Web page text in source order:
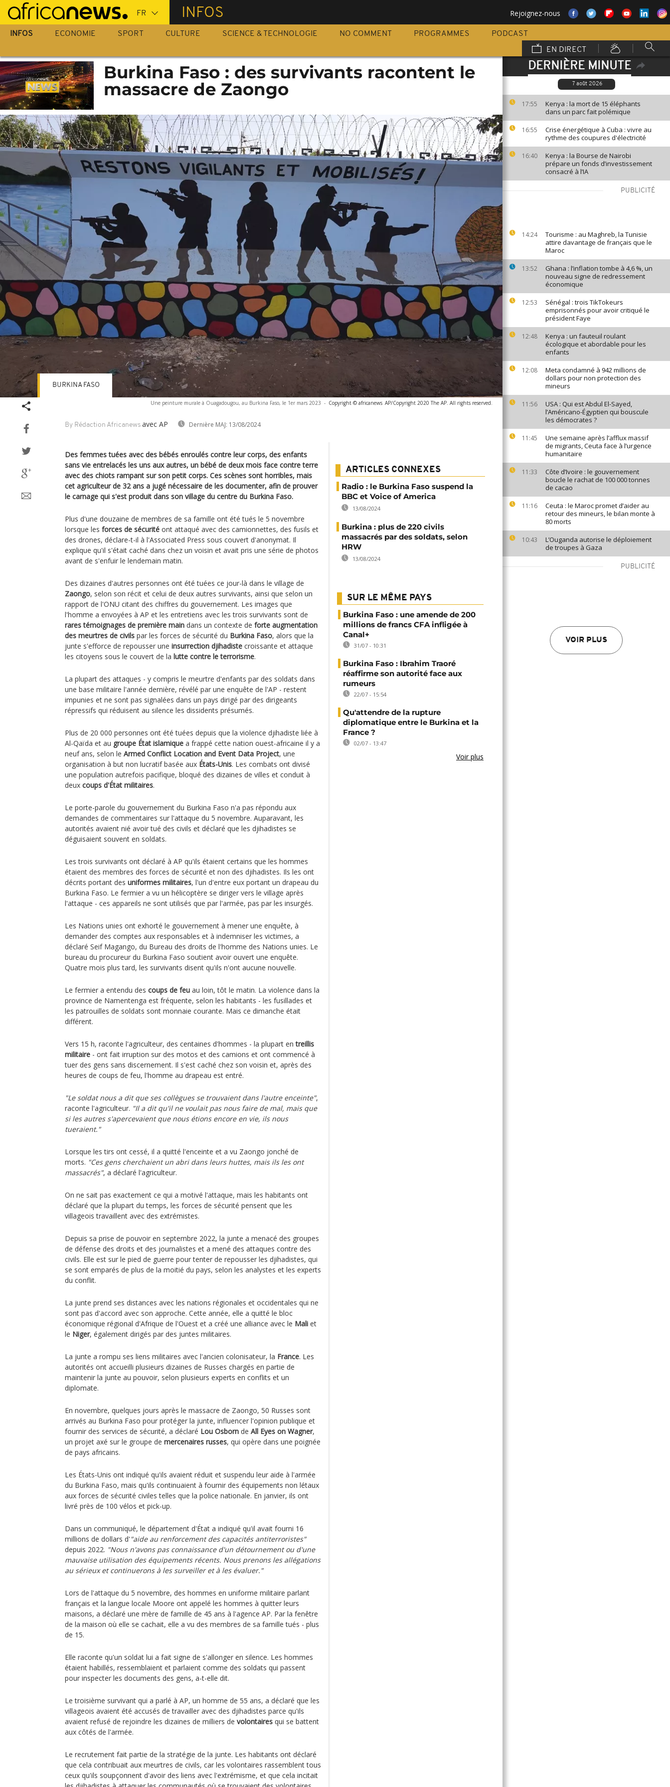
Passer
au
contenu
INFOS Rejoignez-nous
INFOS ECONOMIE SPORT CULTURE SCIENCE & TECHNOLOGIE NO COMMENT PROGRAMMES
PODCAST
EN DIRECT
DERNIÈRE MINUTE
7 août 2026
17:55
Kenya : la mort de 15 éléphants
dans un parc fait polémique
16:55
Crise énergétique à Cuba : vivre au
rythme des coupures d'électricité
16:40
Kenya : la Bourse de Nairobi
prépare un fonds d’investissement
consacré à l’IA
PUBLICITÉ
14:24
Tourisme : au Maghreb, la Tunisie
attire davantage de français que le
Maroc
13:52
Ghana : l’inflation tombe à 4,6 %, un
nouveau signe de redressement
économique
12:53
Sénégal : trois TikTokeurs
emprisonnés pour avoir critiqué le
président Faye
12:48
Kenya : un fauteuil roulant
écologique et abordable pour les
enfants
12:08
Meta condamné à 942 millions de
dollars pour non protection des
mineurs
11:56
USA : Qui est Abdul El-Sayed,
l’Américano-Égyptien qui bouscule
les démocrates ?
11:45
Une semaine après l’afflux massif
de migrants, Ceuta face à l’urgence
humanitaire
11:33
Côte d’Ivoire : le gouvernement
boucle le rachat de 100 000 tonnes
de cacao
11:16
Ceuta : le Maroc promet d’aider au
retour des mineurs, le bilan monte à
80 morts
10:43
L’Ouganda autorise le déploiement
de troupes à Gaza
PUBLICITÉ
VOIR PLUS
Burkina Faso : des survivants racontent le
massacre de Zaongo
Une peinture murale à Ouagadougou, au Burkina Faso, le 1er mars 2023 - Copyright © africanews AP/Copyright 2020 The AP. All rights reserved.
By Rédaction Africanews avec AP Dernière MAJ: 13/08/2024
BURKINA FASO
Des femmes tuées avec des bébés enroulés contre leur corps, des enfants
sans vie entrelacés les uns aux autres, un bébé de deux mois face contre terre
avec des chiots rampant sur son petit corps. Ces scènes sont horribles, mais
cet agriculteur de 32 ans a jugé nécessaire de les documenter, afin de prouver
le carnage qui s'est produit dans son village du centre du Burkina Faso.
Plus d'une douzaine de membres de sa famille ont été tués le 5 novembre
lorsque les forces de sécurité ont attaqué avec des camionnettes, des fusils et
des drones, déclare-t-il à l'Associated Press sous couvert d'anonymat. Il
explique qu'il s'était caché dans chez un voisin et avait pris une série de photos
avant de s'enfuir le lendemain matin.
Des dizaines d'autres personnes ont été tuées ce jour-là dans le village de
Zaongo, selon son récit et celui de deux autres survivants, ainsi que selon un
rapport de l'ONU citant des chiffres du gouvernement. Les images que
l'homme a envoyées à AP et les entretiens avec les trois survivants sont de
rares témoignages de première main dans un contexte de forte augmentation
des meurtres de civils par les forces de sécurité du Burkina Faso, alors que la
junte s'efforce de repousser une insurrection djihadiste croissante et attaque
les citoyens sous le couvert de la lutte contre le terrorisme.
La plupart des attaques - y compris le meurtre d'enfants par des soldats dans
une base militaire l'année dernière, révélé par une enquête de l'AP - restent
impunies et ne sont pas signalées dans un pays dirigé par des dirigeants
répressifs qui réduisent au silence les dissidents présumés.
Plus de 20 000 personnes ont été tuées depuis que la violence djihadiste liée à
Al-Qaïda et au groupe État islamique a frappé cette nation ouest-africaine il y a
neuf ans, selon le Armed Conflict Location and Event Data Project, une
organisation à but non lucratif basée aux États-Unis. Les combats ont divisé
une population autrefois pacifique, bloqué des dizaines de villes et conduit à
deux coups d'État militaires.
Le porte-parole du gouvernement du Burkina Faso n'a pas répondu aux
demandes de commentaires sur l'attaque du 5 novembre. Auparavant, les
autorités avaient nié avoir tué des civils et déclaré que les djihadistes se
déguisaient souvent en soldats.
Les trois survivants ont déclaré à AP qu'ils étaient certains que les hommes
étaient des membres des forces de sécurité et non des djihadistes. Ils les ont
décrits portant des uniformes militaires, l'un d'entre eux portant un drapeau du
Burkina Faso. Le fermier a vu un hélicoptère se diriger vers le village après
l'attaque - ces appareils ne sont utilisés que par l'armée, pas par les insurgés.
Les Nations unies ont exhorté le gouvernement à mener une enquête, à
demander des comptes aux responsables et à indemniser les victimes, a
déclaré Seif Magango, du Bureau des droits de l'homme des Nations unies. Le
bureau du procureur du Burkina Faso soutient avoir ouvert une enquête.
Quatre mois plus tard, les survivants disent qu'ils n'ont aucune nouvelle.
Le fermier a entendu des coups de feu au loin, tôt le matin. La violence dans la
province de Namentenga est fréquente, selon les habitants - les fusillades et
les patrouilles de soldats sont monnaie courante. Mais ce dimanche était
différent.
Vers 15 h, raconte l'agriculteur, des centaines d'hommes - la plupart entreillis
militaire - ont fait irruption sur des motos et des camions et ont commencé à
tuer des gens sans discernement. Il s'est caché chez son voisin et, après des
heures de coups de feu, l'homme au drapeau est entré.
"Le soldat nous a dit que ses collègues se trouvaient dans l'autre enceinte",
raconte l'agriculteur. "Il a dit qu'il ne voulait pas nous faire de mal, mais que
si les autres s'apercevaient que nous étions encore en vie, ils nous
tueraient."
Lorsque les tirs ont cessé, il a quitté l'enceinte et a vu Zaongo jonché de
morts. "Ces gens cherchaient un abri dans leurs huttes, mais ils les ont
massacrés", a déclaré l'agriculteur.
On ne sait pas exactement ce qui a motivé l'attaque, mais les habitants ont
déclaré que la plupart du temps, les forces de sécurité pensent que les
villageois travaillent avec des extrémistes.
Depuis sa prise de pouvoir en septembre 2022, la junte a menacé des groupes
de défense des droits et des journalistes et a mené des attaques contre des
civils. Elle est sur le pied de guerre pour tenter de repousser les djihadistes, qui
se sont emparés de plus de la moitié du pays, selon les analystes et les experts
du conflit.
La junte prend ses distances avec les nations régionales et occidentales qui ne
sont pas d'accord avec son approche. Cette année, elle a quitté le bloc
économique régional d'Afrique de l'Ouest et a créé une alliance avec le Mali et
le Niger, également dirigés par des juntes militaires.
La junte a rompu ses liens militaires avec l'ancien colonisateur, la France. Les
autorités ont accueilli plusieurs dizaines de Russes chargés en partie de
maintenir la junte au pouvoir, selon plusieurs experts en conflits et un
diplomate.
En novembre, quelques jours après le massacre de Zaongo, 50 Russes sont
arrivés au Burkina Faso pour protéger la junte, influencer l'opinion publique et
fournir des services de sécurité, a déclaré Lou Osborn de All Eyes on Wagner,
un projet axé sur le groupe de mercenaires russes, qui opère dans une poignée
de pays africains.
Les États-Unis ont indiqué qu'ils avaient réduit et suspendu leur aide à l'armée
du Burkina Faso, mais qu'ils continuaient à fournir des équipements non létaux
aux forces de sécurité civiles telles que la police nationale. En janvier, ils ont
livré près de 100 vélos et pick-up.
Dans un communiqué, le département d'État a indiqué qu'il avait fourni 16
millions de dollars d' "aide au renforcement des capacités antiterroristes"
depuis 2022. "Nous n'avons pas connaissance d'un détournement ou d'une
mauvaise utilisation des équipements récents. Nous prenons les allégations
au sérieux et continuerons à les surveiller et à les évaluer."
Lors de l'attaque du 5 novembre, des hommes en uniforme militaire parlant
français et la langue locale Moore ont appelé les hommes à quitter leurs
maisons, a déclaré une mère de famille de 45 ans à l'agence AP. Par la fenêtre
de la maison où elle se cachait, elle a vu des membres de sa famille tués - plus
de 15.
Elle raconte qu'un soldat lui a fait signe de s'allonger en silence. Les hommes
étaient habillés, ressemblaient et parlaient comme des soldats qui passent
pour inspecter les documents des gens, a-t-elle dit.
Le troisième survivant qui a parlé à AP, un homme de 55 ans, a déclaré que les
villageois avaient été accusés de travailler avec des djihadistes parce qu'ils
avaient refusé de rejoindre les dizaines de milliers de volontaires qui se battent
aux côtés de l'armée.
Le recrutement fait partie de la stratégie de la junte. Les habitants ont déclaré
que cela contribuait aux meurtres de civils, car les volontaires rassemblent tous
ceux qu'ils soupçonnent d'avoir des liens avec l'extrémisme, et que cela incitait
ARTICLES CONNEXES
Radio : le Burkina Faso suspend la
BBC et Voice of America
13/08/2024
Burkina : plus de 220 civils
massacrés par des soldats, selon
HRW
13/08/2024
SUR LE MÊME PAYS
Burkina Faso : une amende de 200
millions de francs CFA infligée à
Canal+
31/07 - 10:31
Burkina Faso : Ibrahim Traoré
réaffirme son autorité face aux
rumeurs
22/07 - 15:54
Qu'attendre de la rupture
diplomatique entre le Burkina et la
France ?
02/07 - 13:47
Voir plus